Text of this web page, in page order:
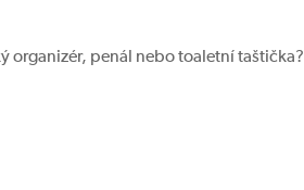
organizér, penál nebo toaletní taštička?